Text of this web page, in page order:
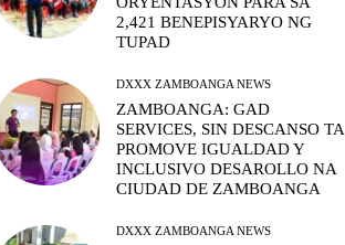
2,421 BENEPISYARYO NG
TUPAD
DXXX ZAMBOANGA NEWS
ZAMBOANGA: GAD
SERVICES, SIN DESCANSO TA
PROMOVE IGUALDAD Y
INCLUSIVO DESAROLLO NA
CIUDAD DE ZAMBOANGA
DXXX ZAMBOANGA NEWS